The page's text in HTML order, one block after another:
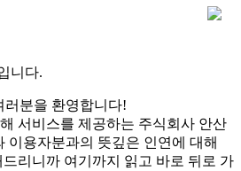
니다.
러분을 환영합니다!
서비스를 제공하는 주식회사 안산
이용자분과의 뜻깊은 인연에 대해
리니까 여기까지 읽고 바로 뒤로 가